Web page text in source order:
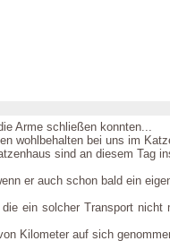
Arme schließen konnten...
wohlbehalten bei uns im
sind an diesem Tag
er auch schon bald ein
ein solcher Transport
Kilometer auf sich